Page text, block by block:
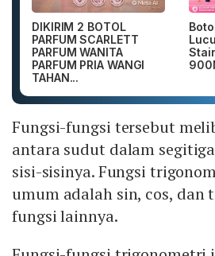
DIKIRIM 2 BOTOL
PARFUM SCARLETT
PARFUM WANITA
PARFUM PRIA WANGI
TAHAN...
Fungsi-fungsi tersebut
antara sudut dalam
sisi-sisinya. Fungsi
umum adalah sin, cos, dan
fungsi lainnya.